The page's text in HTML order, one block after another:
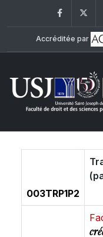
Accréditée par
003TRP1P2